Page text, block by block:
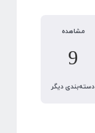
مشاهده
9
دسته‌بندی دیگر